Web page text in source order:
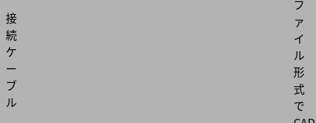
接
続
ケ
ー
ブ
ル
フ
ァ
イ
ル
形
式
で